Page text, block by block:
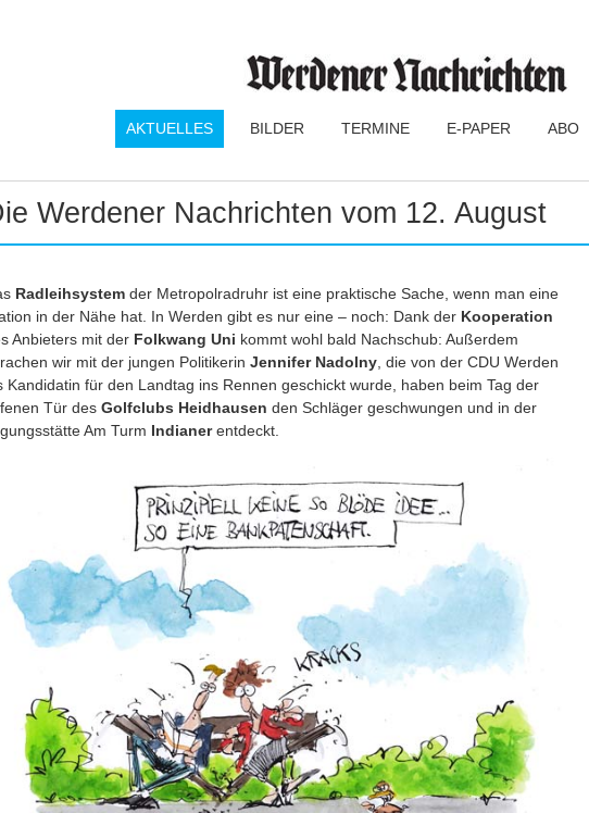
AKTUELLES BILDER TERMINE E-PAPER ABO
Werdener Nachrichten vom 12. August
Radleihsystemder Metropolradruhr ist eine praktische Sache, wenn man eine
in der Nähe hat. In Werden gibt es nur eine – noch: Dank der Kooperation
Anbieters mit der Folkwang Uni kommt wohl bald Nachschub: Außerdem
wir mit der jungen Politikerin Jennifer Nadolny, die von der CDU Werden
Kandidatin für den Landtag ins Rennen geschickt wurde, haben beim Tag der
Tür des Golfclubs Heidhausen den Schläger geschwungen und in der
Am Turm Indianerentdeckt.